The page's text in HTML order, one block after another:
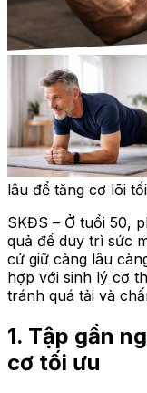
lâu để tăng cơ lõi
SKĐS – Ở tuổi 50,
quả để duy trì sức
cứ giữ càng lâu
hợp với sinh lý cơ
tránh quá tải và
1. Tập gần
cơ tối ưu